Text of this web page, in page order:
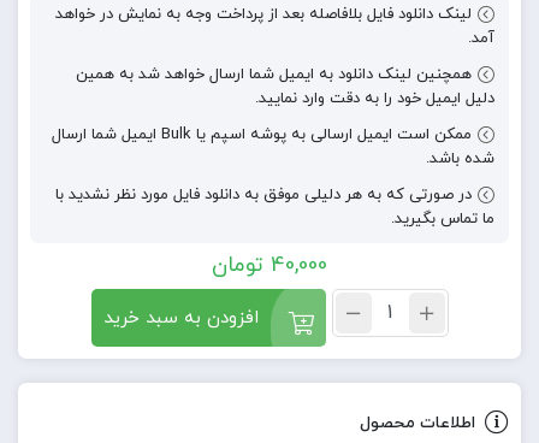
لینک دانلود فایل بلافاصله بعد از پرداخت وجه به نمایش در خواهد
آمد.
همچنین لینک دانلود به ایمیل شما ارسال خواهد شد به همین
دلیل ایمیل خود را به دقت وارد نمایید.
ممکن است ایمیل ارسالی به پوشه اسپم یا Bulk ایمیل شما ارسال
شده باشد.
در صورتی که به هر دلیلی موفق به دانلود فایل مورد نظر نشدید با
ما تماس بگیرید.
40,000 تومان
افزودن به سبد خرید
اطلاعات محصول